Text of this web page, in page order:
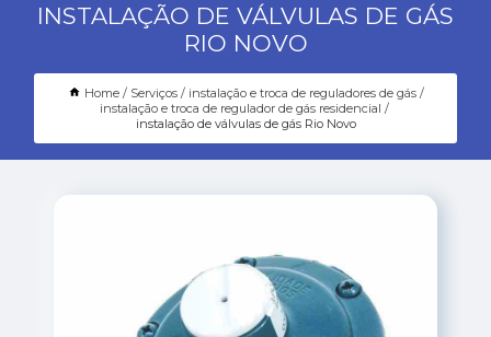
INSTALAÇÃO DE VÁLVULAS DE GÁS
RIO NOVO
Home Serviços
instalação e troca de reguladores de gás
instalação e troca de regulador de gás residencial
instalação de válvulas de gás Rio Novo